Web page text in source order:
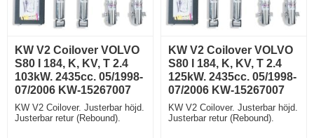
KW V2 Coilover VOLVO
S80 I 184, K, KV, T 2.4
103kW. 2435cc. 05/1998-
07/2006 KW-15267007
KW V2 Coilover. Justerbar höjd.
Justerbar retur (Rebound).
KW V2 Coilover VOLVO
S80 I 184, K, KV, T 2.4
125kW. 2435cc. 05/1998-
07/2006 KW-15267007
KW V2 Coilover. Justerbar höjd.
Justerbar retur (Rebound).